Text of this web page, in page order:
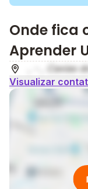
Onde fica
Aprender
, - , Caxias
Visualizar